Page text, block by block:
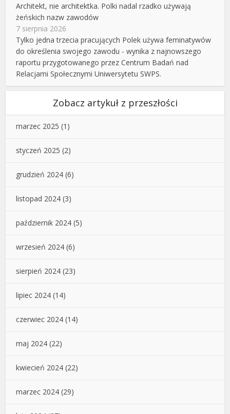
Architekt, nie architektka. Polki nadal rzadko używają
żeńskich nazw zawodów
7 sierpnia 2026
Tylko jedna trzecia pracujących Polek używa feminatywów
do określenia swojego zawodu - wynika z najnowszego
raportu przygotowanego przez Centrum Badań nad
Relacjami Społecznymi Uniwersytetu SWPS.
Zobacz artykuł z przeszłości
marzec 2025 (1)
styczeń 2025 (2)
grudzień 2024 (6)
listopad 2024 (3)
październik 2024 (5)
wrzesień 2024 (6)
sierpień 2024 (23)
lipiec 2024 (14)
czerwiec 2024 (14)
maj 2024 (22)
kwiecień 2024 (22)
marzec 2024 (29)